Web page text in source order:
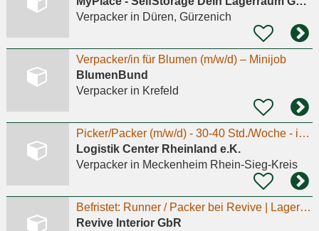
Verpackerin Düren, Gürzenich
Verpacker/in für Blumen (m/w/d) – Minijob
BlumenBund
Verpackerin Krefeld
Picker/Packer (m/w/d) - 30-40 Std./Woche - im Lager
Logistik Center Rheinland e.K.
Verpackerin Meckenheim Rhein-Sieg-Kreis
Befristet: Runner / Packer bei Revive | Lager & Logistik | Gebrauchte Designermöbel | M/W/D
Revive Interior GbR